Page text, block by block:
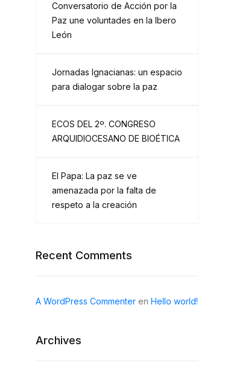
Conversatorio de Acción por la
Paz une voluntades en la Ibero
León
Jornadas Ignacianas: un espacio
para dialogar sobre la paz
ECOS DEL 2º. CONGRESO
ARQUIDIOCESANO DE BIOÉTICA
El Papa: La paz se ve
amenazada por la falta de
respeto a la creación
Recent Comments
A WordPress Commenter en Hello world!
Archives